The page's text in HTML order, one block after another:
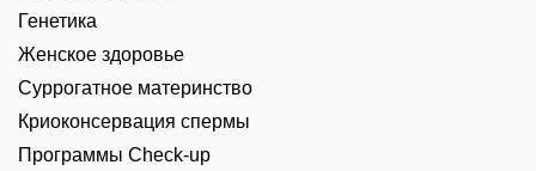
Генетика
Женское здоровье
Суррогатное материнство
Криоконсервация спермы
Программы Check-up